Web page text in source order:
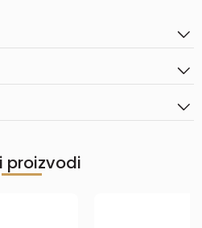
proizvodi